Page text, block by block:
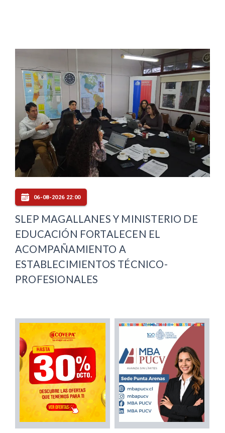
06-08-2026 22:00
SLEP MAGALLANES Y MINISTERIO DE
EDUCACIÓN FORTALECEN EL
ACOMPAÑAMIENTO A
ESTABLECIMIENTOS TÉCNICO-
PROFESIONALES